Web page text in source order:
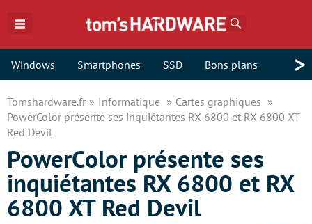
Windows Smartphones SSD Bons plans >
Tomshardware.fr Informatique
Cartes graphiques
PowerColor présente ses inquiétantes RX 6800 et RX 6800 XT
Red Devil
PowerColor présente ses
inquiétantes RX 6800 et RX
6800 XT Red Devil